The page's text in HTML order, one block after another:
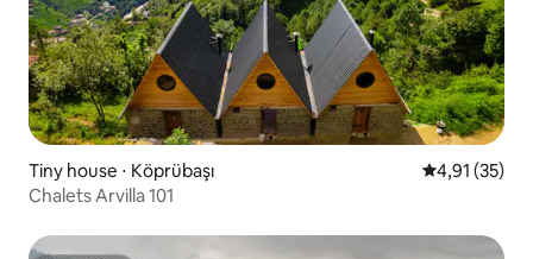
Tiny house ⋅ Köprübaşı Évaluation
4,91 (35)
Chalets Arvilla 101